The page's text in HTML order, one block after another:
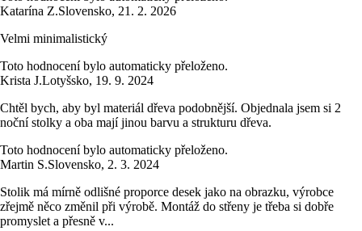
Katarína Z.Slovensko, 21. 2. 2026
Velmi minimalistický
Toto hodnocení bylo automaticky přeloženo.
Krista J.Lotyšsko, 19. 9. 2024
Chtěl bych, aby byl materiál dřeva podobnější. Objednala jsem si 2
noční stolky a oba mají jinou barvu a strukturu dřeva.
Toto hodnocení bylo automaticky přeloženo.
Martin S.Slovensko, 2. 3. 2024
Stolik má mírně odlišné proporce desek jako na obrazku, výrobce
zřejmě něco změnil při výrobě. Montáž do střeny je třeba si dobře
promyslet a přesně v...